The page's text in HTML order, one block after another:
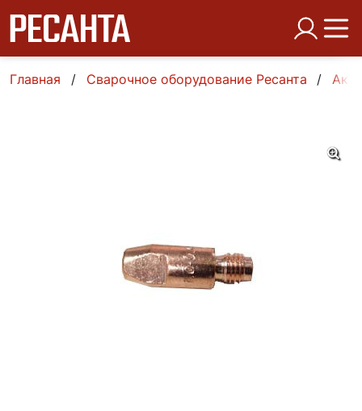
Главная Сварочное оборудование Ресанта